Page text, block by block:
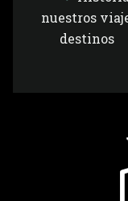
nuestros
destinos